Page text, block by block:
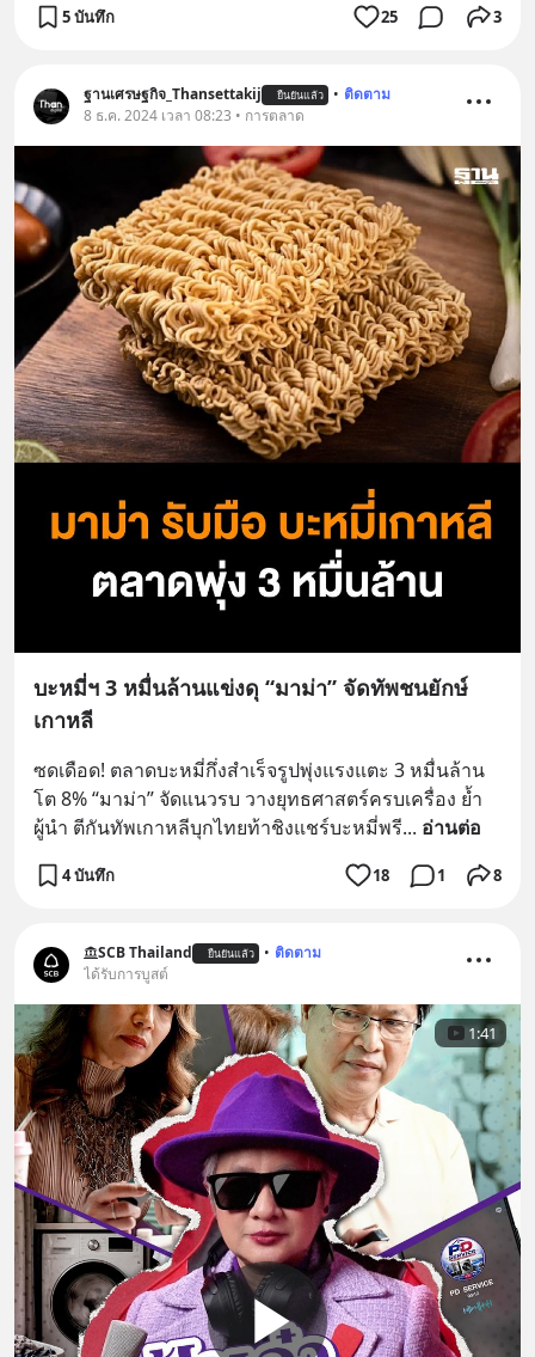
5 บันทึก 25 3
ฐานเศรษฐกิจ_Thansettakij ยืนยันแล้ว • ติดตาม
8 ธ.ค. 2024 เวลา 08:23 • การตลาด
บะหมี่ฯ 3 หมื่นล้านแข่งดุ “มาม่า” จัดทัพชนยักษ์
เกาหลี
ซดเดือด! ตลาดบะหมี่กึ่งสำเร็จรูปพุ่งแรงแตะ 3 หมื่นล้าน
โต 8% “มาม่า” จัดแนวรบ วางยุทธศาสตร์ครบเครื่อง ย้ำ
ผู้นำ ตีกันทัพเกาหลีบุกไทยท้าชิงแชร์บะหมี่พรี... อ่านต่อ
4 บันทึก 18 1 8
SCB Thailand ยืนยันแล้ว • ติดตาม
ได้รับการบูสต์
1:41